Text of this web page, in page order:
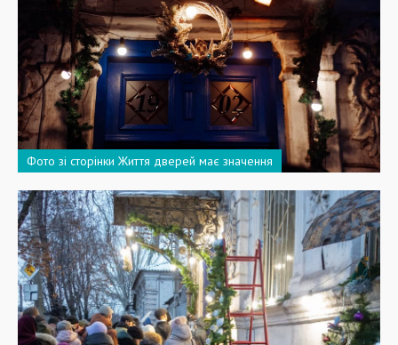
Фото зі сторінки Життя дверей має значення